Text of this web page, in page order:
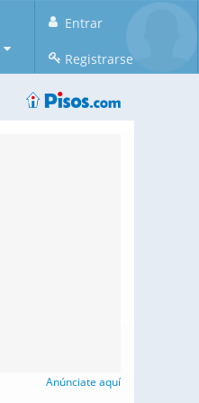
Entrar
Registrarse
Anúnciate aquí